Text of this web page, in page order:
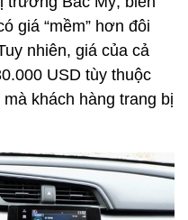
giá “mềm” hơn đôi
nhiên, giá của cả
USD tùy thuộc
khách hàng trang bị